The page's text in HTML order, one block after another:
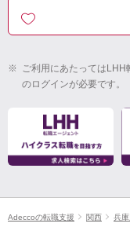
※ ご利用にあたっては
のログインが必要です。
Adeccoの転職支援 関西 兵